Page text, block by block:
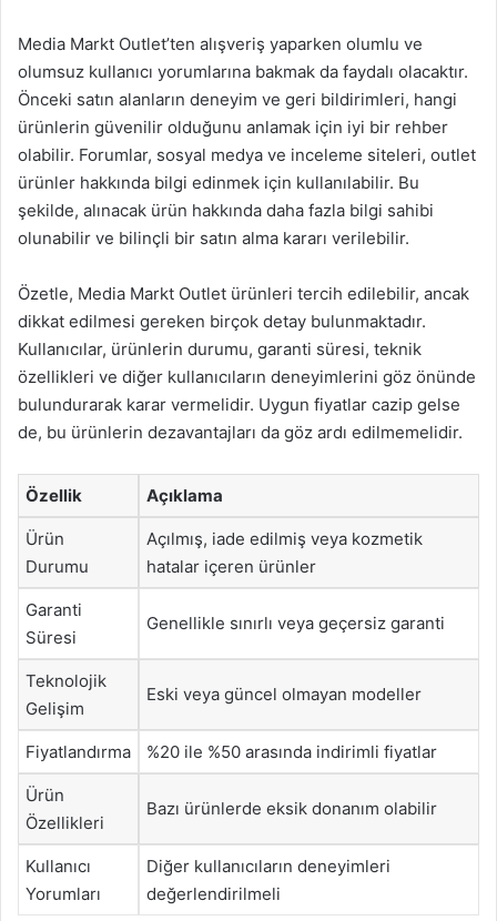
Media Markt Outlet’ten alışveriş yaparken olumlu ve
olumsuz kullanıcı yorumlarına bakmak da faydalı olacaktır.
Önceki satın alanların deneyim ve geri bildirimleri, hangi
ürünlerin güvenilir olduğunu anlamak için iyi bir rehber
olabilir. Forumlar, sosyal medya ve inceleme siteleri, outlet
ürünler hakkında bilgi edinmek için kullanılabilir. Bu
şekilde, alınacak ürün hakkında daha fazla bilgi sahibi
olunabilir ve bilinçli bir satın alma kararı verilebilir.
Özetle, Media Markt Outlet ürünleri tercih edilebilir, ancak
dikkat edilmesi gereken birçok detay bulunmaktadır.
Kullanıcılar, ürünlerin durumu, garanti süresi, teknik
özellikleri ve diğer kullanıcıların deneyimlerini göz önünde
bulundurarak karar vermelidir. Uygun fiyatlar cazip gelse
de, bu ürünlerin dezavantajları da göz ardı edilmemelidir.
Özellik Açıklama
Ürün
Durumu
Açılmış, iade edilmiş veya kozmetik
hatalar içeren ürünler
Garanti
Süresi
Genellikle sınırlı veya geçersiz garanti
Teknolojik
Gelişim
Eski veya güncel olmayan modeller
Fiyatlandırma %20 ile %50 arasında indirimli fiyatlar
Ürün
Özellikleri
Bazı ürünlerde eksik donanım olabilir
Kullanıcı
Yorumları
Diğer kullanıcıların deneyimleri
değerlendirilmeli